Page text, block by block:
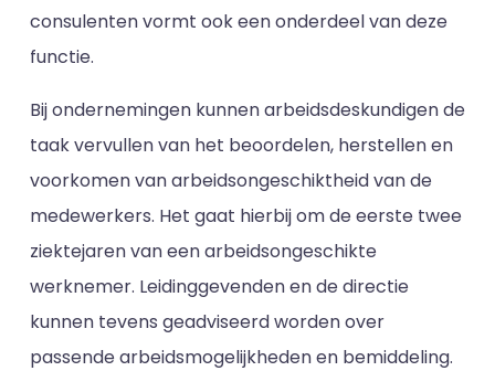
consulenten vormt ook een onderdeel van deze
functie.
Bij ondernemingen kunnen arbeidsdeskundigen de
taak vervullen van het beoordelen, herstellen en
voorkomen van arbeidsongeschiktheid van de
medewerkers. Het gaat hierbij om de eerste twee
ziektejaren van een arbeidsongeschikte
werknemer. Leidinggevenden en de directie
kunnen tevens geadviseerd worden over
passende arbeidsmogelijkheden en bemiddeling.